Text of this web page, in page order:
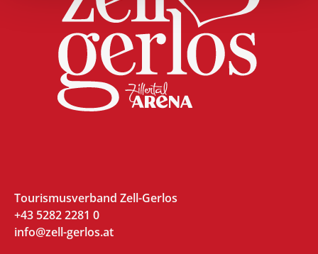
Tourismusverband Zell-Gerlos
+43 5282 2281 0
info@zell-gerlos.at